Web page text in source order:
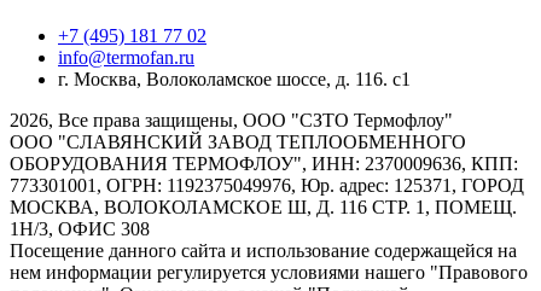
+7 (495) 181 77 02
info@termofan.ru
г. Москва, Волоколамское шоссе, д. 116. с1
2026, Все права защищены, ООО "СЗТО Термофлоу"
ООО "СЛАВЯНСКИЙ ЗАВОД ТЕПЛООБМЕННОГО
ОБОРУДОВАНИЯ ТЕРМОФЛОУ", ИНН: 2370009636, КПП:
773301001, ОГРН: 1192375049976, Юр. адрес: 125371, ГОРОД
МОСКВА, ВОЛОКОЛАМСКОЕ Ш, Д. 116 СТР. 1, ПОМЕЩ.
1Н/3, ОФИС 308
Посещение данного сайта и использование содержащейся на
нем информации регулируется условиями нашего "Правового